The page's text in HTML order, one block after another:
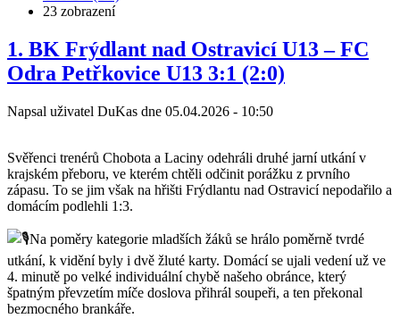
23 zobrazení
1. BK Frýdlant nad Ostravicí U13 – FC
Odra Petřkovice U13 3:1 (2:0)
Napsal uživatel DuKas dne 05.04.2026 - 10:50
Svěřenci trenérů Chobota a Laciny odehráli druhé jarní utkání v
krajském přeboru, ve kterém chtěli odčinit porážku z prvního
zápasu. To se jim však na hřišti Frýdlantu nad Ostravicí nepodařilo a
domácím podlehli 1:3.
Na poměry kategorie mladších žáků se hrálo poměrně tvrdé
utkání, k vidění byly i dvě žluté karty. Domácí se ujali vedení už ve
4. minutě po velké individuální chybě našeho obránce, který
špatným převzetím míče doslova přihrál soupeři, a ten překonal
bezmocného brankáře.